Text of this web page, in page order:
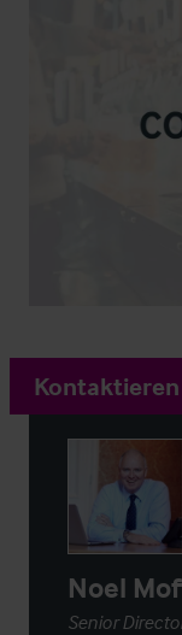
Kontaktieren
Noel
Senior